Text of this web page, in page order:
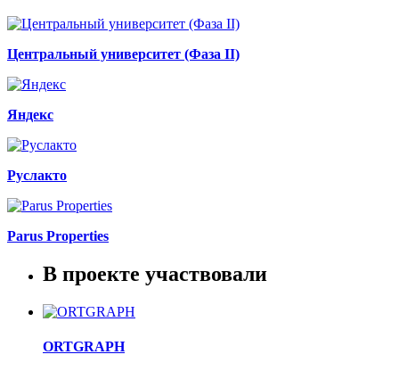
Центральный университет (Фаза II)
Яндекс
Руслакто
Parus Properties
В проекте участвовали
ORTGRAPH